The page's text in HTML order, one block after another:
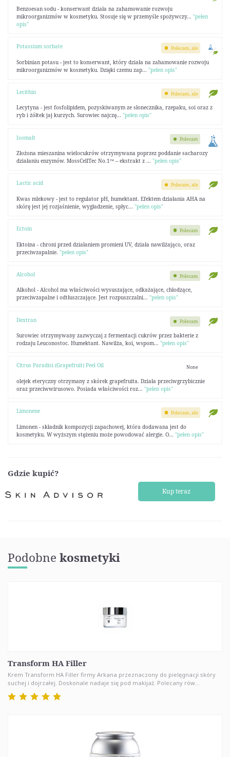
Benzoesan sodu - konserwant działa na zahamowanie rozwoju
mikroorganizmów w kosmetyku. Stosuje się w przemyśle spożywczy... "pełen
opis"
Potassium sorbate
Sorbinian potasu - jest to konserwant, który działa na zahamowanie rozwoju
mikroorganizmów w kosmetyku. Dzięki czemu zap... "pełen opis"
Polecam, ale
Lecithin
Lecytyna - jest fosfolipidem, pozyskiwanym ze słonecznika, rzepaku, soi oraz z
ryb i żółtek jaj kurzych. Surowiec najczę... "pełen opis"
Polecam, ale
Isomalt
Złożona mieszanina wielocukrów otrzymywana poprzez poddanie sacharozy
działaniu enzymów. MossCellTec No.1™ – ekstrakt z ... "pełen opis"
Polecam
Lactic acid
Kwas mlekowy - jest to regulator pH, humektant. Efektem działania AHA na
skórę jest jej rozjaśnienie, wygładzenie, spłyc... "pełen opis"
Polecam, ale
Ectoin
Ektoina - chroni przed działaniem promieni UV, działa nawilżająco, oraz
przeciwzapalnie. "pełen opis"
Polecam
Alcohol
Alkohol - Alcohol ma właściwości wysuszające, odkażające, chłodzące,
przeciwzapalne i odtłuszczające. Jest rozpuszczalni... "pełen opis"
Polecam
Dextran
Surowiec otrzymywany zazwyczaj z fermentacji cukrów przez bakterie z
rodzaju Leuconostoc. Humektant. Nawilża, koi, wspom... "pełen opis"
Polecam
Citrus Paradisi (Grapefruit) Peel Oil
olejek eteryczny otrzymany z skórek grapefruita. Działa przeciwgrzybicznie
oraz przeciwwirusowo. Posiada właściwości roz... "pełen opis"
None
Limonene
Limonen - składnik kompozycji zapachowej, która dodawana jest do
kosmetyku. W wyższym stężeniu może powodować alergie. O... "pełen opis"
Polecam, ale
Gdzie kupić?
Kup teraz
Podobne kosmetyki
Transform HA Filler
Krem Transform HA Filler firmy Arkana przeznaczony do pielęgnacji skóry
suchej i dojrzałej. Doskonale nadaje się pod makijaż. Polecany rów...